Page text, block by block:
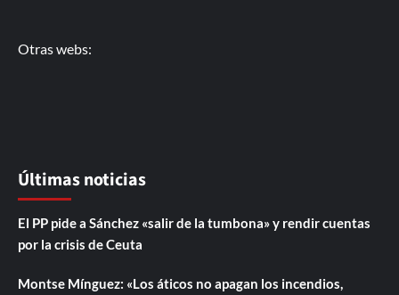
Otras webs:
Últimas noticias
El PP pide a Sánchez «salir de la tumbona» y rendir cuentas
por la crisis de Ceuta
Montse Mínguez: «Los áticos no apagan los incendios,